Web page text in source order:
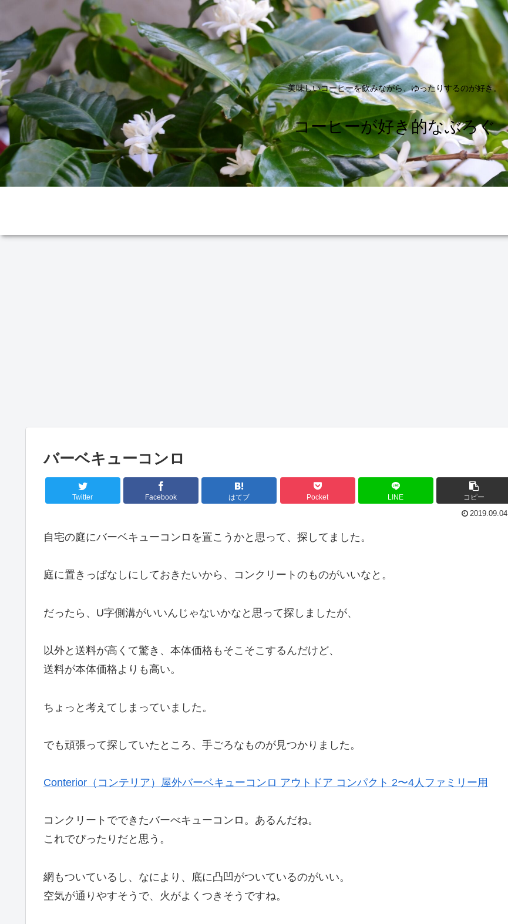
美味しいコーヒーを飲みながら、ゆったりするのが好き。
コーヒーが好き的なぶろぐ
バーベキューコンロ
Twitter Facebook はてブ Pocket LINE コピー
2019.09.04
自宅の庭にバーベキューコンロを置こうかと思って、探してました。
庭に置きっぱなしにしておきたいから、コンクリートのものがいいなと。
だったら、U字側溝がいいんじゃないかなと思って探しましたが、
以外と送料が高くて驚き、本体価格もそこそこするんだけど、
送料が本体価格よりも高い。
ちょっと考えてしまっていました。
でも頑張って探していたところ、手ごろなものが見つかりました。
Conterior（コンテリア）屋外バーベキューコンロ アウトドア コンパクト 2〜4人ファミリー用
コンクリートでできたバーべキューコンロ。あるんだね。
これでぴったりだと思う。
網もついているし、なにより、底に凸凹がついているのがいい。
空気が通りやすそうで、火がよくつきそうですね。